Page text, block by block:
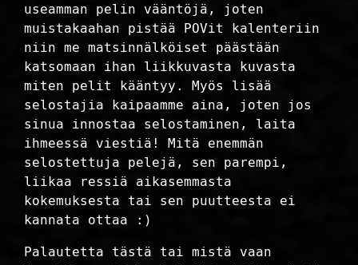
useamman pelin vääntöjä, joten
muistakaahan pistää POVit kalenteriin
niin me matsinnälköiset päästään
katsomaan ihan liikkuvasta kuvasta
miten pelit kääntyy. Myös lisää
selostajia kaipaamme aina, joten jos
sinua innostaa selostaminen, laita
ihmeessä viestiä! Mitä enemmän
selostettuja pelejä, sen parempi,
liikaa ressiä aikasemmasta
kokemuksesta tai sen puutteesta ei
kannata ottaa :)
Palautetta tästä tai mistä vaan